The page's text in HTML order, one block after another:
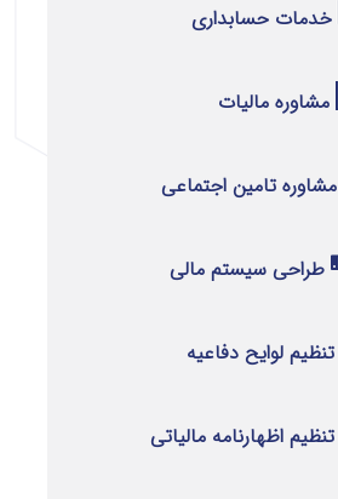
خدمات حسابداری
مشاوره مالیات
مشاوره تامین اجتماعی
طراحی سیستم مالی
تنظیم لوایح دفاعیه
تنظیم اظهارنامه مالیاتی